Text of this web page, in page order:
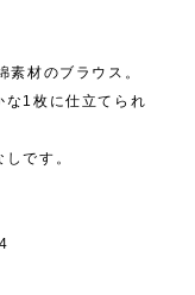
材のブラウス。
な1枚に仕立てられ
です。